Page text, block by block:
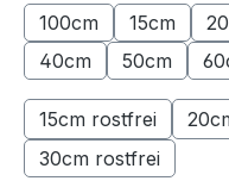
100cm
(Diese Option ist
15cm
(Diese
40cm
(Diese Option ist
50cm
(Diese
15cm rostfrei
30cm rostfrei